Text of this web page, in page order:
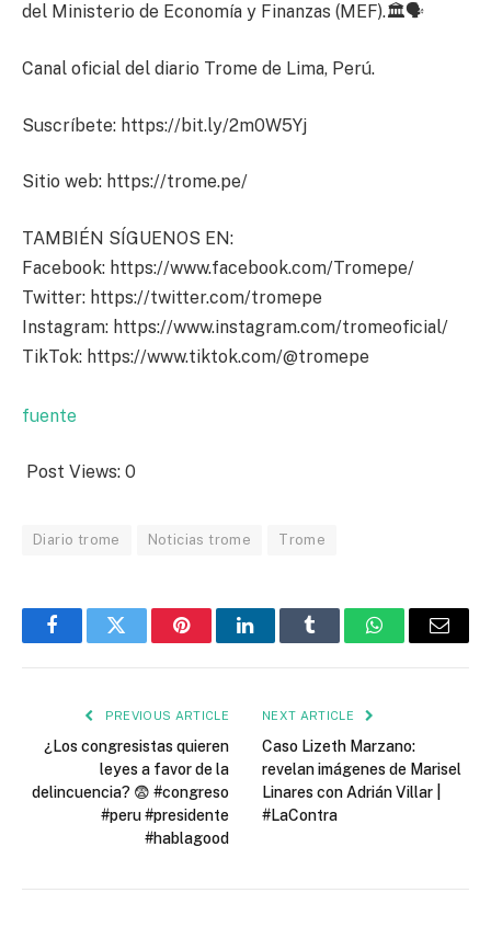
del Ministerio de Economía y Finanzas (MEF).🏛️🗣️
Canal oficial del diario Trome de Lima, Perú.
Suscríbete: https://bit.ly/2m0W5Yj
Sitio web: https://trome.pe/
TAMBIÉN SÍGUENOS EN:
Facebook: https://www.facebook.com/Tromepe/
Twitter: https://twitter.com/tromepe
Instagram: https://www.instagram.com/tromeoficial/
TikTok: https://www.tiktok.com/@tromepe
fuente
Post Views: 0
Diario trome Noticias trome Trome
FacebookTwitter PinterestLinkedInTumblr WhatsAppEmail
PREVIOUS ARTICLE
¿Los congresistas quieren
leyes a favor de la
delincuencia? 😨 #congreso
#peru #presidente
#hablagood
NEXT ARTICLE
Caso Lizeth Marzano:
revelan imágenes de Marisel
Linares con Adrián Villar |
#LaContra